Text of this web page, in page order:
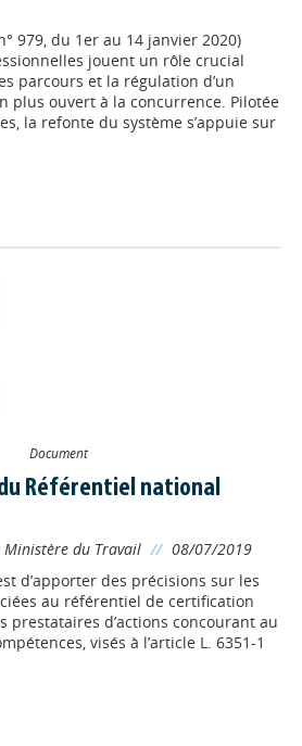
979, du 1er au 14 janvier 2020)
jouent un rôle crucial
parcours et la régulation d’un
plus ouvert à la concurrence. Pilotée
la refonte du système s’appuie sur
Document
Référentiel national
Ministère du Travail // 08/07/2019
d’apporter des précisions sur les
au référentiel de certification
prestataires d’actions concourant au
visés à l’article L. 6351-1